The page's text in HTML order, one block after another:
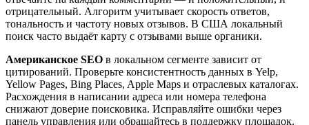
отрицательный. Алгоритм учитывает скорость ответов,
тональность и частоту новых отзывов. В США локальный
поиск часто выдаёт карту с отзывами выше органики.
Американское SEO в локальном сегменте зависит от
цитирований. Проверьте консистентность данных в Yelp,
Yellow Pages, Bing Places, Apple Maps и отраслевых каталогах.
Расхождения в написании адреса или номера телефона
снижают доверие поисковика. Исправляйте ошибки через
панель управления или обращайтесь в поддержку площадок.